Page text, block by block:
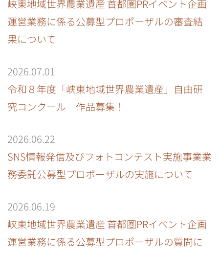
峡東地域世界農業遺産 首都圏PRイベント企画
運営業務に係る公募型プロポーザルの審査結
果について
2026.07.01
令和８年度「峡東地域世界農業遺産」自由研
究コンクール 作品募集！
2026.06.22
SNS情報発信及びフォトコンテスト実施事業業
務委託公募型プロポーザルの実施について
2026.06.19
峡東地域世界農業遺産 首都圏PRイベント企画
運営業務に係る公募型プロポーザルの質問に